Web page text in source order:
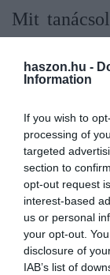
haszon.hu -
Information
If you wish to
processing of
targeted
section to
opt-out request
interest-based
us or personal
your opt-out.
disclosure of
IAB’s list of
​Mit
Találjanak rá
az ember.
Bővebb információ:
Névjegy
2014 óta a